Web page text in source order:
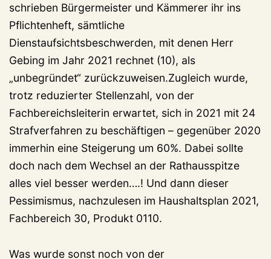
schrieben Bürgermeister und Kämmerer ihr ins
Pflichtenheft, sämtliche
Dienstaufsichtsbeschwerden, mit denen Herr
Gebing im Jahr 2021 rechnet (10), als
„unbegründet“ zurückzuweisen.Zugleich wurde,
trotz reduzierter Stellenzahl, von der
Fachbereichsleiterin erwartet, sich in 2021 mit 24
Strafverfahren zu beschäftigen – gegenüber 2020
immerhin eine Steigerung um 60%. Dabei sollte
doch nach dem Wechsel an der Rathausspitze
alles viel besser werden….! Und dann dieser
Pessimismus, nachzulesen im Haushaltsplan 2021,
Fachbereich 30, Produkt 0110.
Was wurde sonst noch von der